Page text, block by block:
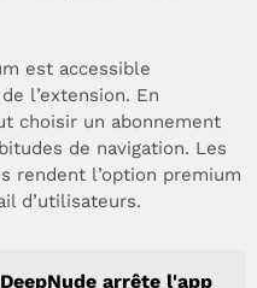
est accessible
l’extension. En
choisir un abonnement
de navigation. Les
rendent l’option premium
d’utilisateurs.
arrête l'app